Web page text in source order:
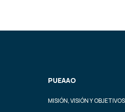
PUEAAO
MISIÓN, VISIÓN Y OBJETIVOS